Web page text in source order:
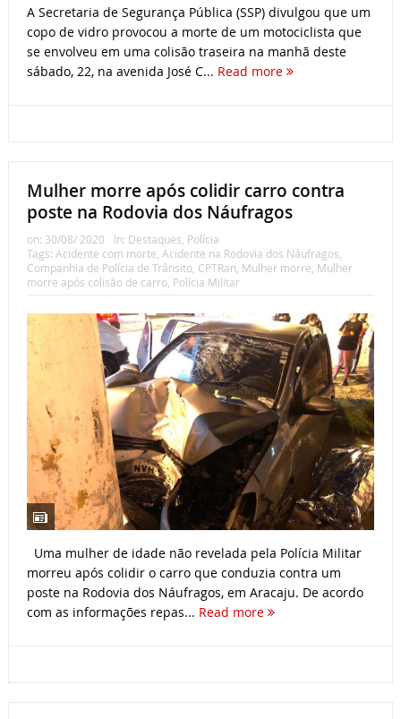
A Secretaria de Segurança Pública (SSP) divulgou que um
copo de vidro provocou a morte de um motociclista que
se envolveu em uma colisão traseira na manhã deste
sábado, 22, na avenida José C... Read more
Mulher morre após colidir carro contra
poste na Rodovia dos Náufragos
on: 30/08/ 2020 In: Destaques, Polícia
Tags: Acidente com morte, Acidente na Rodovia dos Náufragos,
Companhia de Polícia de Trânsito, CPTRan, Mulher morre, Mulher
morre após colisão de carro, Polícia Militar
Uma mulher de idade não revelada pela Polícia Militar
morreu após colidir o carro que conduzia contra um
poste na Rodovia dos Náufragos, em Aracaju. De acordo
com as informações repas... Read more